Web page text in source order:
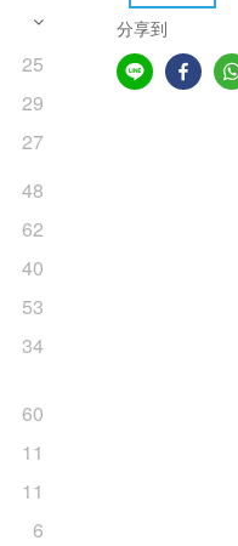
25
29
27
48
62
40
53
34
60
11
11
6
分享到